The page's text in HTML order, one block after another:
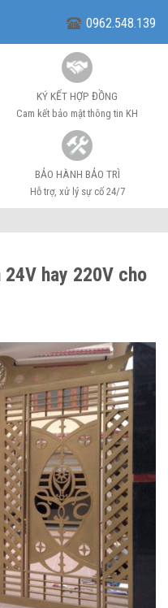
0962.548.139
KÝ KẾT HỢP ĐỒNG
Cam kết bảo mật thông tin KH
BẢO HÀNH BẢO TRÌ
Hỗ trợ, xử lý sự cố 24/7
hay 220V cho